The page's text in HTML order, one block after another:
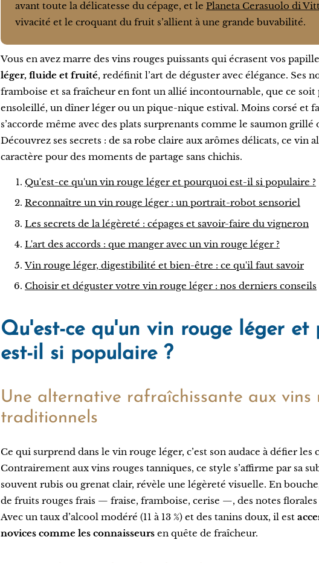
avant toute la délicatesse du cépage, et le Planeta Cerasuolo di
vivacité et le croquant du fruit s’allient à une grande buvabilité.
Vous en avez marre des vins rouges puissants qui écrasent vos
léger, fluide et fruité, redéfinit l’art de déguster avec élégance. Ses
framboise et sa fraîcheur en font un allié incontournable, que ce
ensoleillé, un dîner léger ou un pique-nique estival. Moins corsé et
s’accorde même avec des plats surprenants comme le saumon grillé
Découvrez ses secrets : de sa robe claire aux arômes délicats, ce vin
caractère pour des moments de partage sans chichis.
Qu'est-ce qu'un vin rouge léger et pourquoi est-il si populaire ?
Reconnaître un vin rouge léger : un portrait-robot sensoriel
Les secrets de la légèreté : cépages et savoir-faire du vigneron
L'art des accords : que manger avec un vin rouge léger ?
Vin rouge léger, digestibilité et bien-être : ce qu'il faut savoir
Choisir et déguster votre vin rouge léger : nos derniers conseils
Qu'est-ce qu'un vin rouge léger et
est-il si populaire ?
Une alternative rafraîchissante aux vins
traditionnels
Ce qui surprend dans le vin rouge léger, c’est son audace à défier les
Contrairement aux vins rouges tanniques, ce style s’affirme par sa
souvent rubis ou grenat clair, révèle une légèreté visuelle. En
de fruits rouges frais — fraise, framboise, cerise —, des notes florales
Avec un taux d’alcool modéré (11 à 13 %) et des tanins doux, il est
novices comme les connaisseurs en quête de fraîcheur.